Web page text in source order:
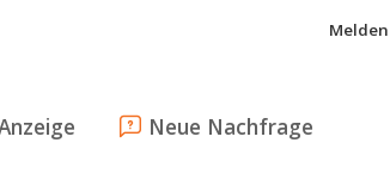
Neue Nachfrage